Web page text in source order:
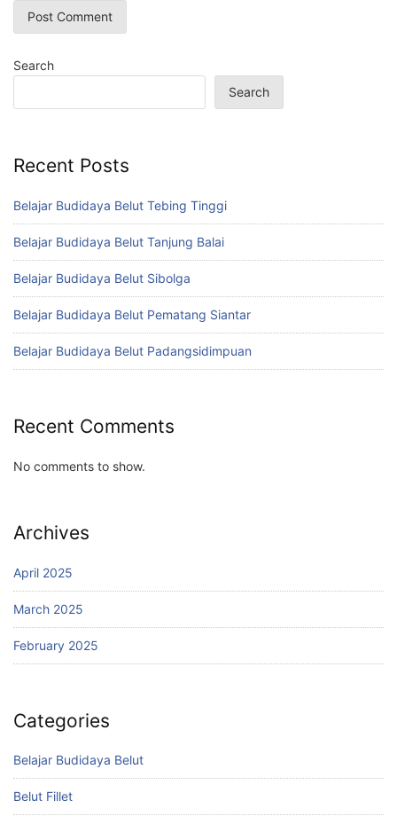
Search
Search
Recent Posts
Belajar Budidaya Belut Tebing Tinggi
Belajar Budidaya Belut Tanjung Balai
Belajar Budidaya Belut Sibolga
Belajar Budidaya Belut Pematang Siantar
Belajar Budidaya Belut Padangsidimpuan
Recent Comments
No comments to show.
Archives
April 2025
March 2025
February 2025
Categories
Belajar Budidaya Belut
Belut Fillet